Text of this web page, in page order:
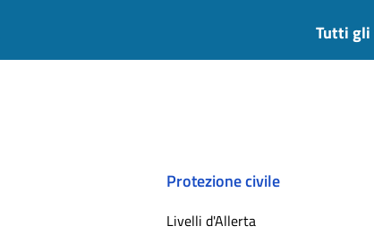
Tutti
Protezione civile
Livelli d'Allerta